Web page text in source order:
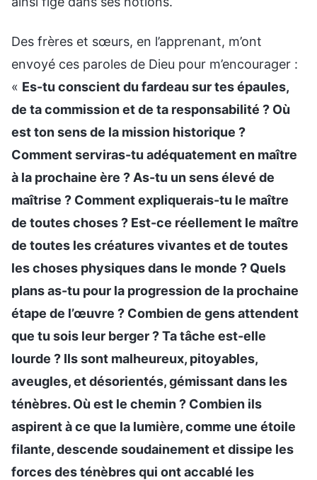
Des frères et sœurs, en l’apprenant, m’ont
envoyé ces paroles de Dieu pour m’encourager :
« Es-tu conscient du fardeau sur tes épaules,
de ta commission et de ta responsabilité ? Où
est ton sens de la mission historique ?
Comment serviras-tu adéquatement en maître
à la prochaine ère ? As-tu un sens élevé de
maîtrise ? Comment expliquerais-tu le maître
de toutes choses ? Est-ce réellement le maître
de toutes les créatures vivantes et de toutes
les choses physiques dans le monde ? Quels
plans as-tu pour la progression de la prochaine
étape de l’œuvre ? Combien de gens attendent
que tu sois leur berger ? Ta tâche est-elle
lourde ? Ils sont malheureux, pitoyables,
aveugles, et désorientés, gémissant dans les
ténèbres. Où est le chemin ? Combien ils
aspirent à ce que la lumière, comme une étoile
filante, descende soudainement et dissipe les
forces des ténèbres qui ont accablé les